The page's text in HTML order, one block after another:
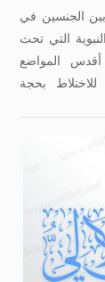
بين الجنسين في
التي تحث
المواضع
بحجة